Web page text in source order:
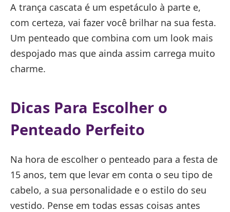
A trança cascata é um espetáculo à parte e,
com certeza, vai fazer você brilhar na sua festa.
Um penteado que combina com um look mais
despojado mas que ainda assim carrega muito
charme.
Dicas Para Escolher o
Penteado Perfeito
Na hora de escolher o penteado para a festa de
15 anos, tem que levar em conta o seu tipo de
cabelo, a sua personalidade e o estilo do seu
vestido. Pense em todas essas coisas antes